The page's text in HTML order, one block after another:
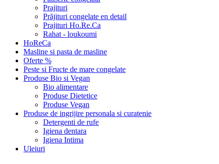
Prajituri
Prăjituri congelate en detail
Prajituri Ho.Re.Ca
Rahat - loukoumi
HoReCa
Masline si pasta de masline
Oferte %
Peste si Fructe de mare congelate
Produse Bio si Vegan
Bio alimentare
Produse Dietetice
Produse Vegan
Produse de ingrijire personala si curatenie
Detergenti de rufe
Igiena dentara
Igiena Intima
Uleiuri